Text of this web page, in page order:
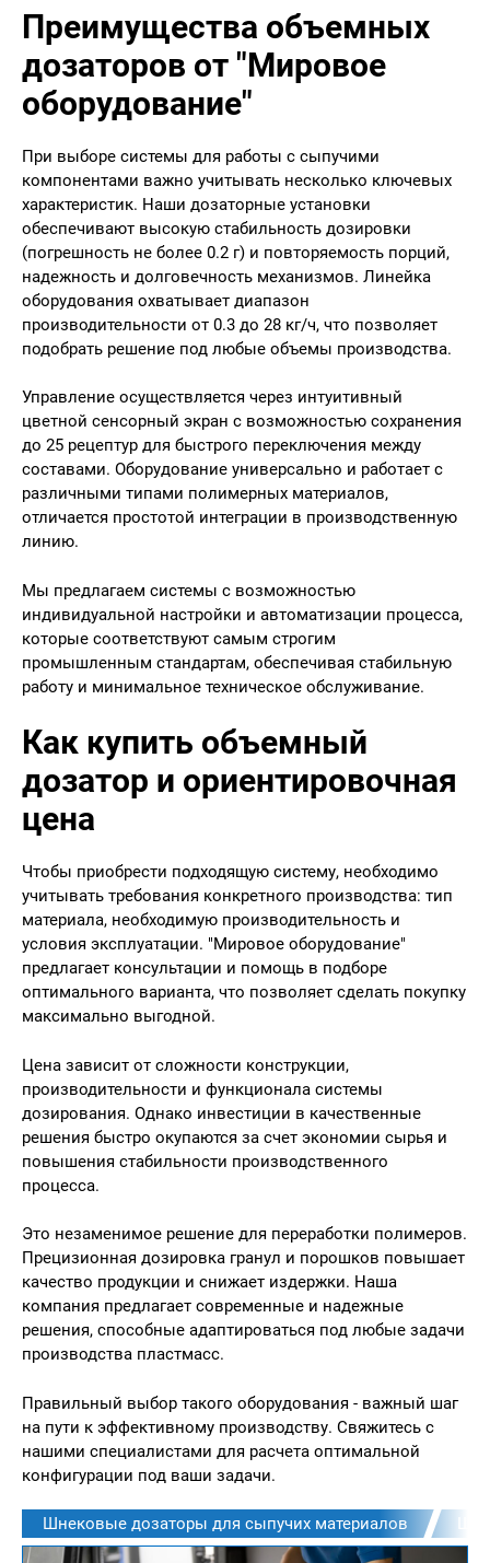
Преимущества объемных
дозаторов от "Мировое
оборудование"
При выборе системы для работы с сыпучими
компонентами важно учитывать несколько ключевых
характеристик. Наши дозаторные установки
обеспечивают высокую стабильность дозировки
(погрешность не более 0.2 г) и повторяемость порций,
надежность и долговечность механизмов. Линейка
оборудования охватывает диапазон
производительности от 0.3 до 28 кг/ч, что позволяет
подобрать решение под любые объемы производства.
Управление осуществляется через интуитивный
цветной сенсорный экран с возможностью сохранения
до 25 рецептур для быстрого переключения между
составами. Оборудование универсально и работает с
различными типами полимерных материалов,
отличается простотой интеграции в производственную
линию.
Мы предлагаем системы с возможностью
индивидуальной настройки и автоматизации процесса,
которые соответствуют самым строгим
промышленным стандартам, обеспечивая стабильную
работу и минимальное техническое обслуживание.
Как купить объемный
дозатор и ориентировочная
цена
Чтобы приобрести подходящую систему, необходимо
учитывать требования конкретного производства: тип
материала, необходимую производительность и
условия эксплуатации. "Мировое оборудование"
предлагает консультации и помощь в подборе
оптимального варианта, что позволяет сделать покупку
максимально выгодной.
Цена зависит от сложности конструкции,
производительности и функционала системы
дозирования. Однако инвестиции в качественные
решения быстро окупаются за счет экономии сырья и
повышения стабильности производственного
процесса.
Это незаменимое решение для переработки полимеров.
Прецизионная дозировка гранул и порошков повышает
качество продукции и снижает издержки. Наша
компания предлагает современные и надежные
решения, способные адаптироваться под любые задачи
производства пластмасс.
Правильный выбор такого оборудования - важный шаг
на пути к эффективному производству. Свяжитесь с
нашими специалистами для расчета оптимальной
конфигурации под ваши задачи.
Шнековые дозаторы для сыпучих материалов